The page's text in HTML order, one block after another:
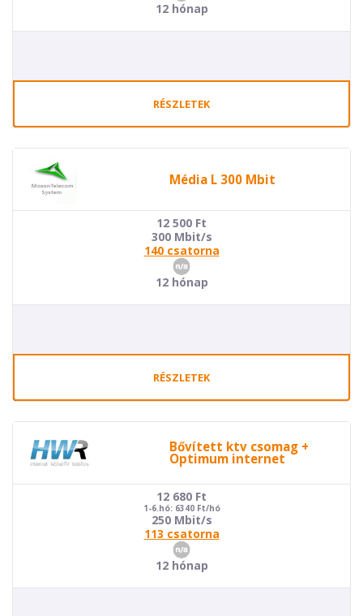
12 hónap
RÉSZLETEK
Média L 300 Mbit
12 500 Ft
300 Mbit/s
140 csatorna
12 hónap
RÉSZLETEK
Bővített ktv csomag +
Optimum internet
12 680 Ft
1-6.hó: 6340 Ft/hó
250 Mbit/s
113 csatorna
12 hónap